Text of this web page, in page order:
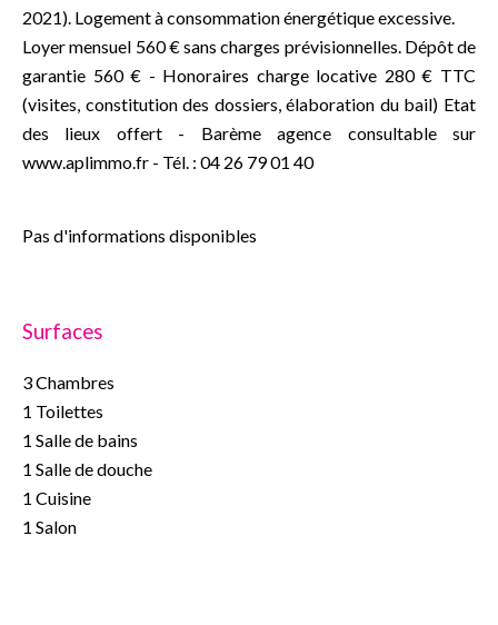
2021). Logement à consommation énergétique excessive.
Loyer mensuel 560 € sans charges prévisionnelles. Dépôt de
garantie 560 € - Honoraires charge locative 280 € TTC
(visites, constitution des dossiers, élaboration du bail) Etat
des lieux offert - Barème agence consultable sur
www.aplimmo.fr - Tél. : 04 26 79 01 40
Pas d'informations disponibles
Surfaces
3 Chambres
1 Toilettes
1 Salle de bains
1 Salle de douche
1 Cuisine
1 Salon